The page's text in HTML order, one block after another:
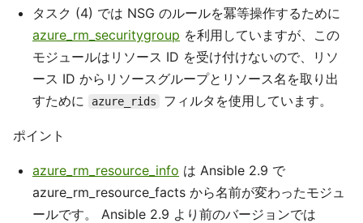
タスク (4) では NSG のルールを冪等操作するために
azure_rm_securitygroup を利用していますが、この
モジュールはリソース ID を受け付けないので、リソ
ース ID からリソースグループとリソース名を取り出
すために
azure_rids フィルタを使用しています。
ポイント
azure_rm_resource_info は Ansible 2.9 で
azure_rm_resource_facts から名前が変わったモジュ
ールです。 Ansible 2.9 より前のバージョンでは